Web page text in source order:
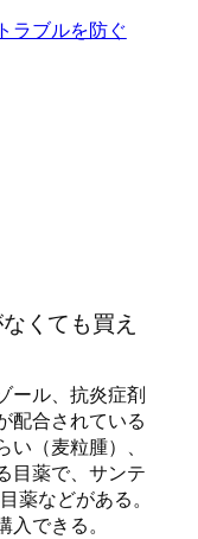
ラブルを防ぐ
くても買え
ール、抗炎症剤
配合されている
（麦粒腫）、
目薬で、サンテ
薬などがある。
できる。